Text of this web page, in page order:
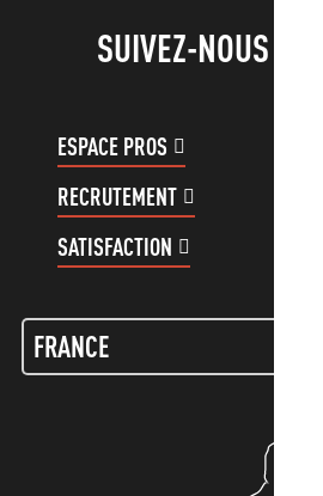
SUIVEZ-NOUS !
ESPACE PROS
RECRUTEMENT
SATISFACTION